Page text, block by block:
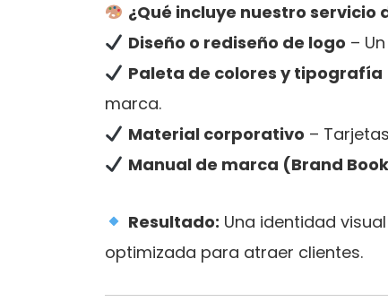
¿Qué incluye nuestro servicio
Diseño o rediseño de logo –
Paleta de colores y tipografía
marca.
Material corporativo –
Manual de marca (Brand
Resultado: Una identidad
optimizada para atraer clientes.